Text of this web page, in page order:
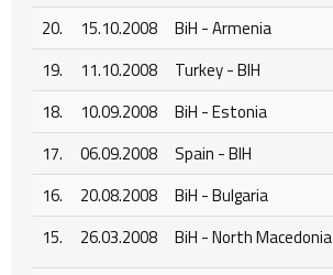
20.
15.10.2008 BiH - Armenia
19.
11.10.2008 Turkey - BIH
18.
10.09.2008 BiH - Estonia
17.
06.09.2008 Spain - BIH
16.
20.08.2008 BiH - Bulgaria
15.
26.03.2008 BiH - North Macedonia